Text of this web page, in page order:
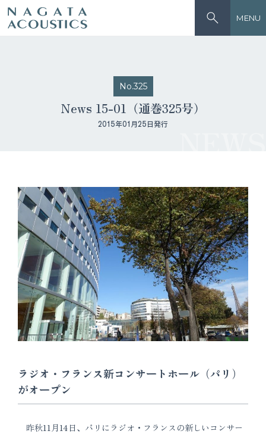
MENU
No.325
News 15-01（通巻325号）
2015年01月25日発行
ラジオ・フランス新コンサートホール（パリ）
がオープン
昨秋11月14日、パリにラジオ・フランスの新しいコンサー